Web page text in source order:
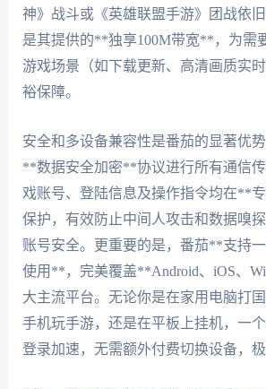
神》战斗或《英雄联盟手游》团战依
是其提供的**独享100M带宽**，为需
游戏场景（如下载更新、高清画质实
裕保障。
安全和多设备兼容性是番茄的显著优
**数据安全加密**协议进行所有通信
戏账号、登陆信息及操作指令均在**
保护，有效防止中间人攻击和数据嗅
账号安全。更重要的是，番茄**支持
使用**，完美覆盖**Android、iOS、
大主流平台。无论你是在家用电脑打
手机玩手游，还是在平板上挂机，一
登录加速，无需额外付费切换设备，极